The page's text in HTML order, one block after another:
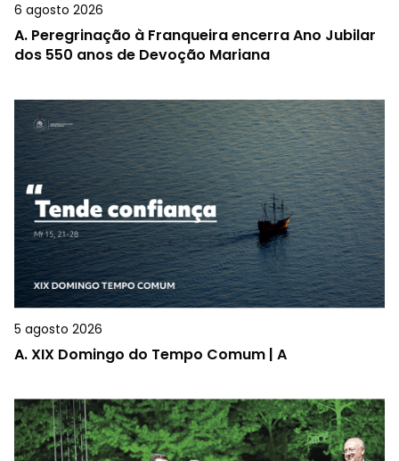
6 agosto 2026
A. Peregrinação à Franqueira encerra Ano Jubilar
dos 550 anos de Devoção Mariana
5 agosto 2026
A.XIX Domingo do Tempo Comum | A